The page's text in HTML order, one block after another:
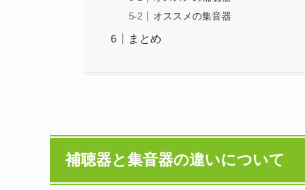
オススメの集音器
まとめ
補聴器と集音器の違いについて